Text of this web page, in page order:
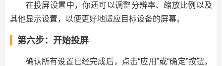
在投屏设置中，你还可以调整分辨率、缩放比例以及
其他显示设置，以便更好地适应目标设备的屏幕。
第六步：开始投屏
确认所有设置已经完成后，点击“应用”或“确定”按钮，